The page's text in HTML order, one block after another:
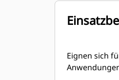
Eignen sich